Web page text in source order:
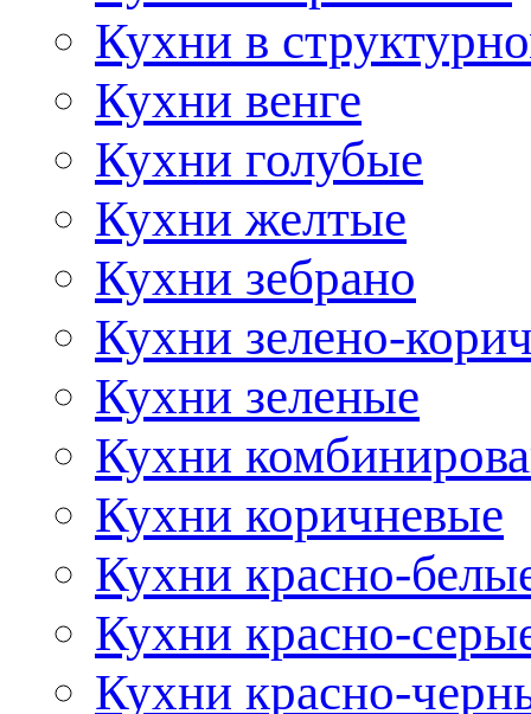
Кухни в
Кухни венге
Кухни голубые
Кухни желтые
Кухни зебрано
Кухни зелено-
Кухни зеленые
Кухни
Кухни коричневые
Кухни красно-
Кухни красно-
Кухни красно-